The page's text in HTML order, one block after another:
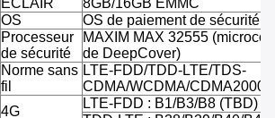
ÉCLAIR
8GB/16GB EMMC
OS
OS de paiement de sécurité
Processeur
de sécurité
MAXIM MAX 32555
de DeepCover)
Norme sans
fil
LTE-FDD/TDD-LTE/TDS-
CDMA/WCDMA/CDMA2000/
4G
LTE-FDD : B1/B3/B8 (TBD)